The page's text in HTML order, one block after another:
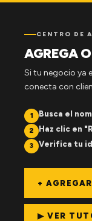
CENTRO DE
AGREGA
Si tu negocio ya
conecta con
1 Busca el
2 Haz clic en
3 Verifica tu
+
▶ VER